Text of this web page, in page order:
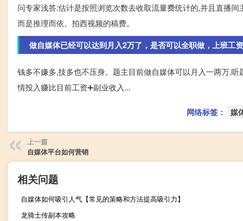
问专家浅答:估计是按照浏览次数去收取流量费统计的,并且直播
而是推理而依。拍西视频的稿费。
做自媒体已经可以达到月入2万了，是否可以全职做，上班工
钱多不嫌多,技多也不压身。题主目前做自媒体可以月入一两万,
情投入赚比目前工资➕副业收入...
网络标签： 媒
上一篇
自媒体平台如何营销
相关问题
自媒体如何吸引人气【常见的策略和方法提高吸引力】
龙骑士传副本攻略